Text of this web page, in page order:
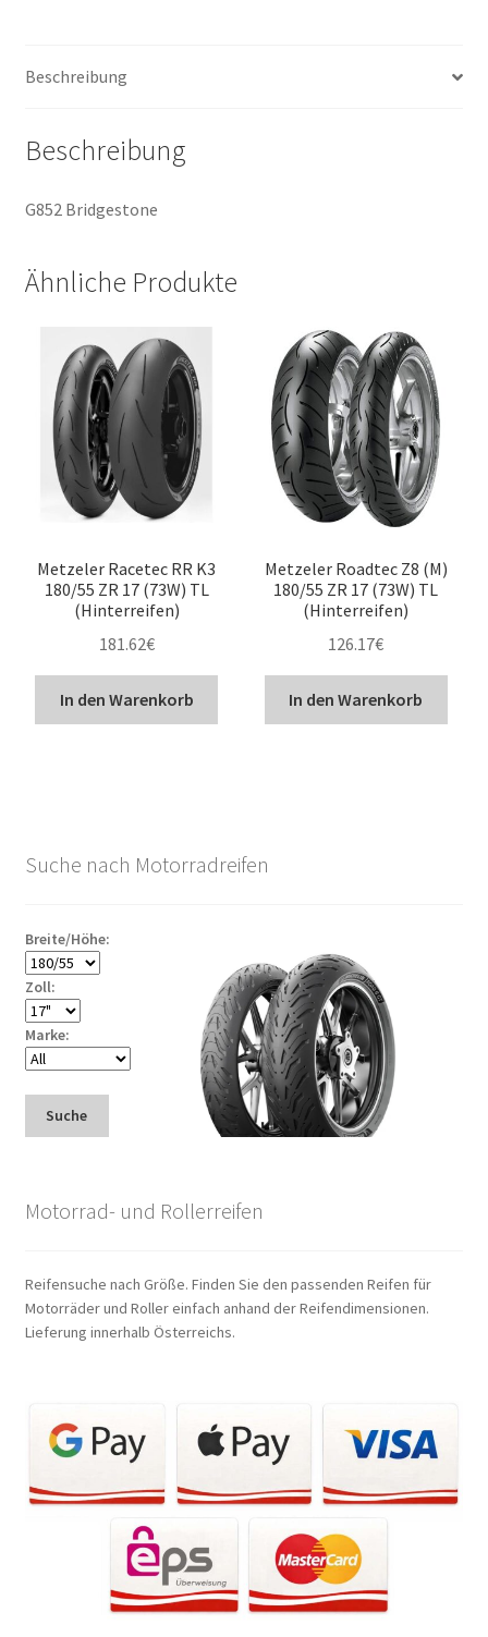
Beschreibung
Beschreibung
G852 Bridgestone
Ähnliche Produkte
Metzeler Racetec RR K3
180/55 ZR 17 (73W) TL
(Hinterreifen)
181.62€
In den Warenkorb
Metzeler Roadtec Z8 (M)
180/55 ZR 17 (73W) TL
(Hinterreifen)
126.17€
In den Warenkorb
Suche nach Motorradreifen
Breite/Höhe:
Zoll:
Marke:
Suche
Motorrad- und Rollerreifen
Reifensuche nach Größe. Finden Sie den passenden Reifen für
Motorräder und Roller einfach anhand der Reifendimensionen.
Lieferung innerhalb Österreichs.